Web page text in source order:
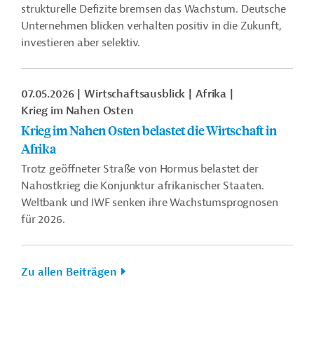
strukturelle Defizite bremsen das Wachstum. Deutsche
Unternehmen blicken verhalten positiv in die Zukunft,
investieren aber selektiv.
07.05.2026 Wirtschaftsausblick
Afrika
Krieg im Nahen Osten
Krieg im Nahen Osten belastet die Wirtschaft in
Afrika
Trotz geöffneter Straße von Hormus belastet der
Nahostkrieg die Konjunktur afrikanischer Staaten.
Weltbank und IWF senken ihre Wachstumsprognosen
für 2026.
Zu allen Beiträgen